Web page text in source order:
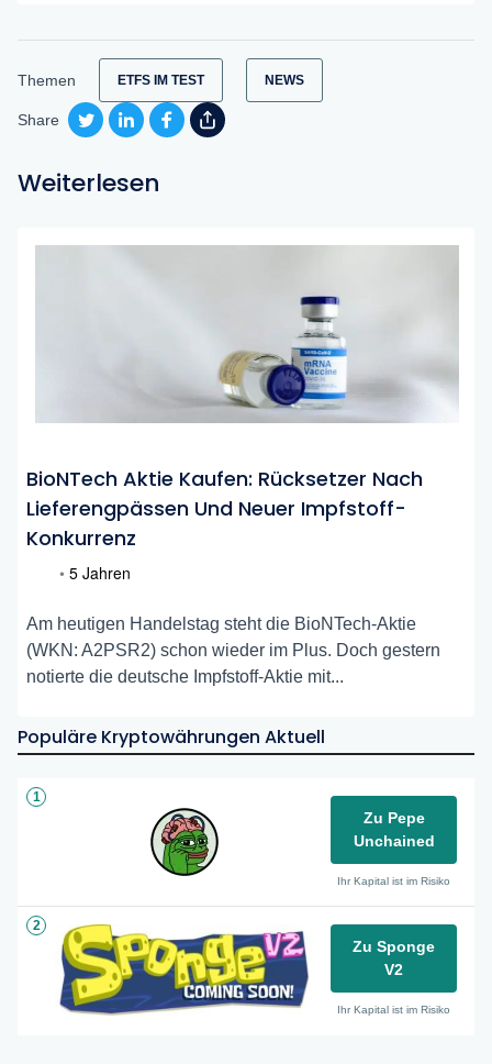
Themen ETFS IM TEST NEWS
Share
Weiterlesen
BioNTech Aktie Kaufen: Rücksetzer Nach
Lieferengpässen Und Neuer Impfstoff-
Konkurrenz
• 5 Jahren
Am heutigen Handelstag steht die BioNTech-Aktie
(WKN: A2PSR2) schon wieder im Plus. Doch gestern
notierte die deutsche Impfstoff-Aktie mit...
Populäre Kryptowährungen Aktuell
1
Zu Pepe
Unchained
Ihr Kapital ist im Risiko
2
Zu Sponge
V2
Ihr Kapital ist im Risiko